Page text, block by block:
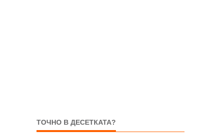
ТОЧНО В ДЕСЕТКАТА?